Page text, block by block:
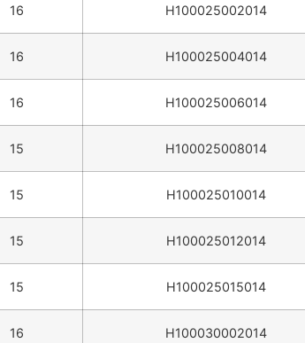
16 H100025002014
16 H100025004014
16 H100025006014
15 H100025008014
15 H100025010014
15 H100025012014
15 H100025015014
16 H100030002014